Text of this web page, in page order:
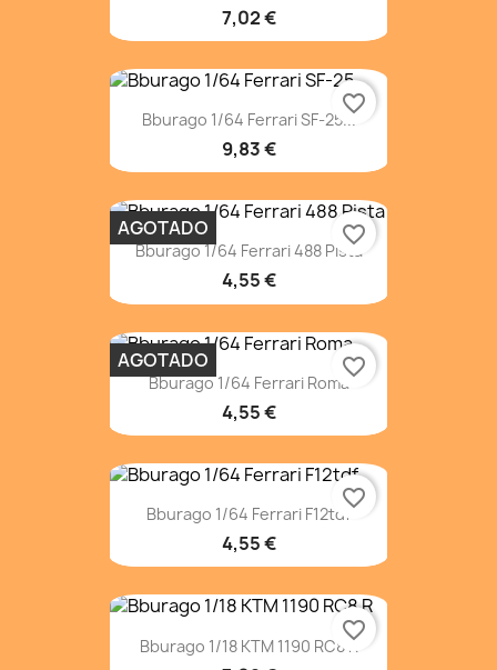
7,02 €
Bburago 1/64 Ferrari SF-25...
9,83 €
favorite_border
Bburago 1/64 Ferrari 488 Pista
4,55 €
AGOTADO favorite_border
Bburago 1/64 Ferrari Roma
4,55 €
AGOTADO favorite_border
Bburago 1/64 Ferrari F12tdf
4,55 €
favorite_border
Bburago 1/18 KTM 1190 RC8 R
favorite_border